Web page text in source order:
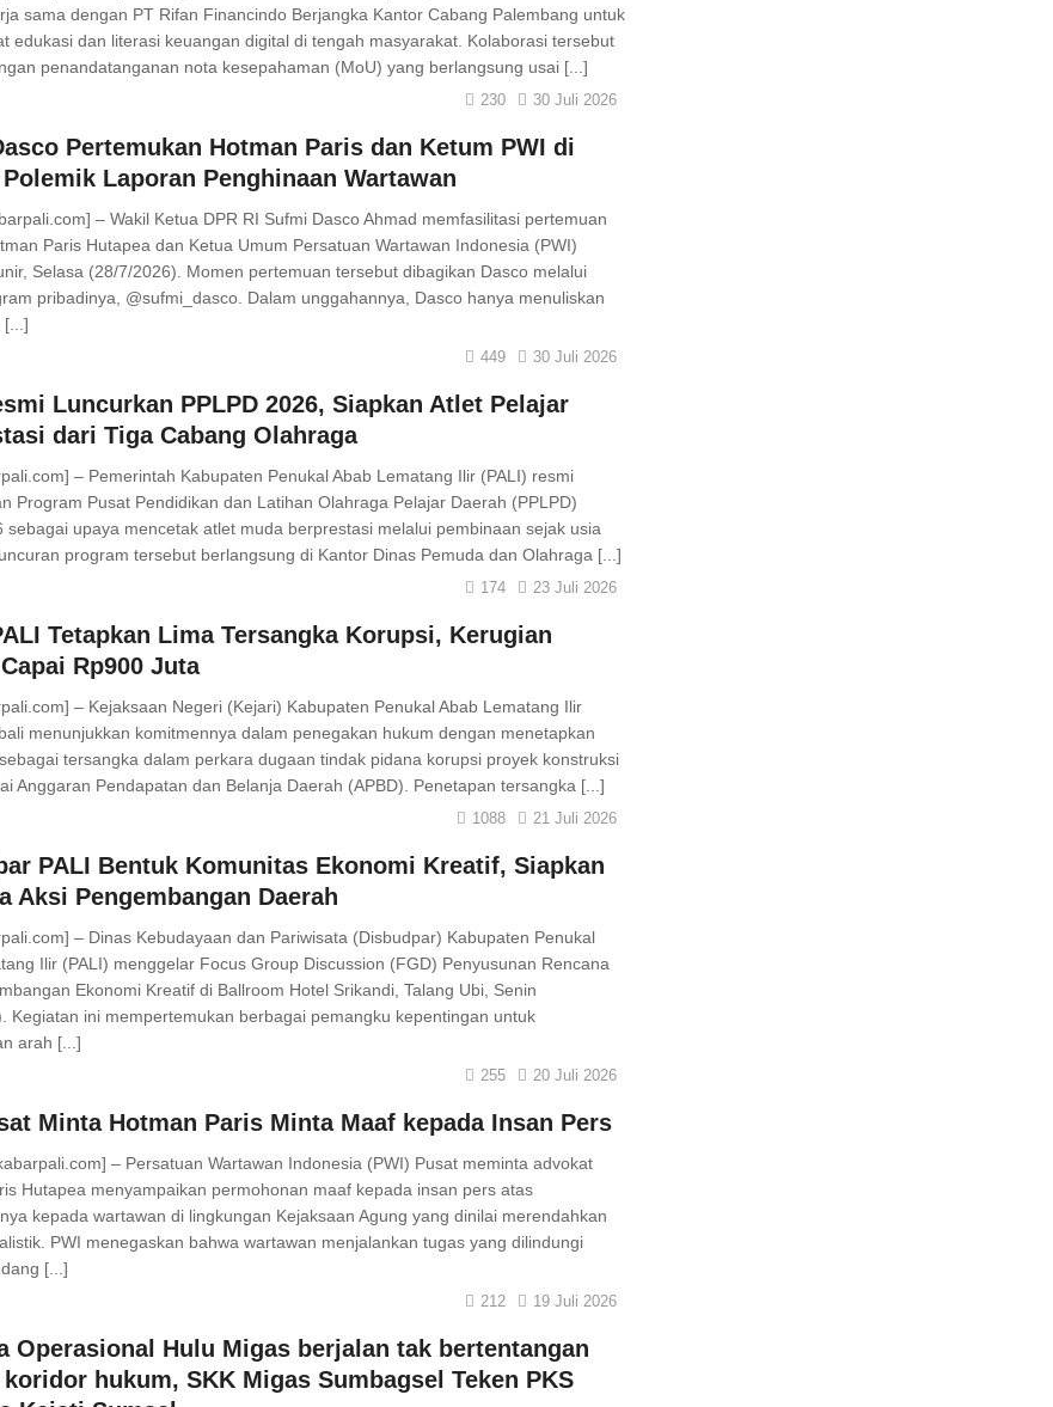
sama dengan PT Rifan Financindo Berjangka Kantor Cabang Palembang untuk
edukasi dan literasi keuangan digital di tengah masyarakat. Kolaborasi tersebut
penandatanganan nota kesepahaman (MoU) yang berlangsung usai [...]
30 Juli 2026
230
Pertemukan Hotman Paris dan Ketum PWI di
Laporan Penghinaan Wartawan
– Wakil Ketua DPR RI Sufmi Dasco Ahmad memfasilitasi pertemuan
Paris Hutapea dan Ketua Umum Persatuan Wartawan Indonesia (PWI)
Selasa (28/7/2026). Momen pertemuan tersebut dibagikan Dasco melalui
pribadinya, @sufmi_dasco. Dalam unggahannya, Dasco hanya menuliskan
[...]
30 Juli 2026
449
Luncurkan PPLPD 2026, Siapkan Atlet Pelajar
dari Tiga Cabang Olahraga
– Pemerintah Kabupaten Penukal Abab Lematang Ilir (PALI) resmi
Program Pusat Pendidikan dan Latihan Olahraga Pelajar Daerah (PPLPD)
sebagai upaya mencetak atlet muda berprestasi melalui pembinaan sejak usia
program tersebut berlangsung di Kantor Dinas Pemuda dan Olahraga [...]
23 Juli 2026
174
Tetapkan Lima Tersangka Korupsi, Kerugian
Rp900 Juta
– Kejaksaan Negeri (Kejari) Kabupaten Penukal Abab Lematang Ilir
menunjukkan komitmennya dalam penegakan hukum dengan menetapkan
tersangka dalam perkara dugaan tindak pidana korupsi proyek konstruksi
Anggaran Pendapatan dan Belanja Daerah (APBD). Penetapan tersangka [...]
21 Juli 2026
1088
PALI Bentuk Komunitas Ekonomi Kreatif, Siapkan
Aksi Pengembangan Daerah
– Dinas Kebudayaan dan Pariwisata (Disbudpar) Kabupaten Penukal
Ilir (PALI) menggelar Focus Group Discussion (FGD) Penyusunan Rencana
Ekonomi Kreatif di Ballroom Hotel Srikandi, Talang Ubi, Senin
Kegiatan ini mempertemukan berbagai pemangku kepentingan untuk
arah [...]
20 Juli 2026
255
Minta Hotman Paris Minta Maaf kepada Insan Pers
– Persatuan Wartawan Indonesia (PWI) Pusat meminta advokat
Hutapea menyampaikan permohonan maaf kepada insan pers atas
kepada wartawan di lingkungan Kejaksaan Agung yang dinilai merendahkan
PWI menegaskan bahwa wartawan menjalankan tugas yang dilindungi
[...]
19 Juli 2026
212
Operasional Hulu Migas berjalan tak bertentangan
hukum, SKK Migas Sumbagsel Teken PKS